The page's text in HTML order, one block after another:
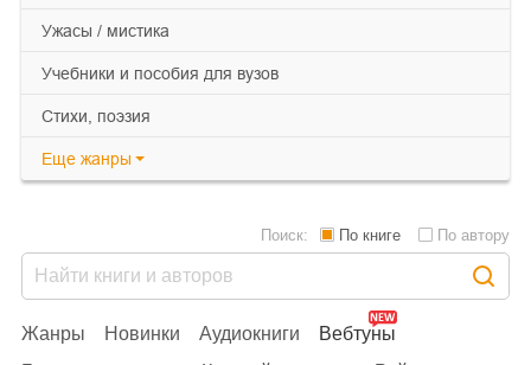
ужасы / мистика
учебники и пособия для вузов
cтихи, поэзия
Еще жанры
Жанры Новинки Аудиокниги
Вебтуны
Поиск: По книге По автору